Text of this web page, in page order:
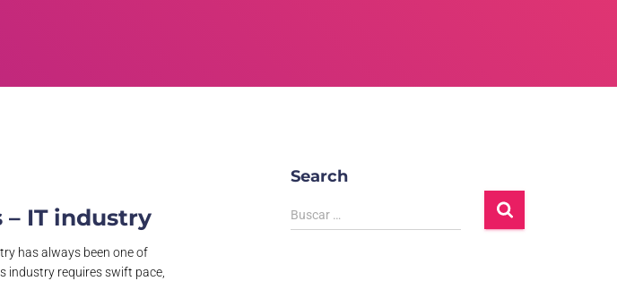
– IT industry
has always been one of
industry requires swift pace,
Search
Buscar …